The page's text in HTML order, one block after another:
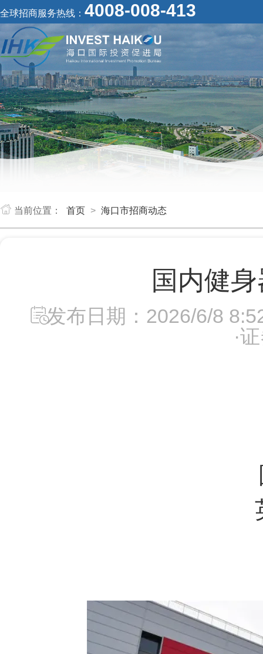
全球招商服务热线： 4008-008-413
当前位置： 首页 > 海口市招商动态
国内健
发布日期：2026/6/8
·